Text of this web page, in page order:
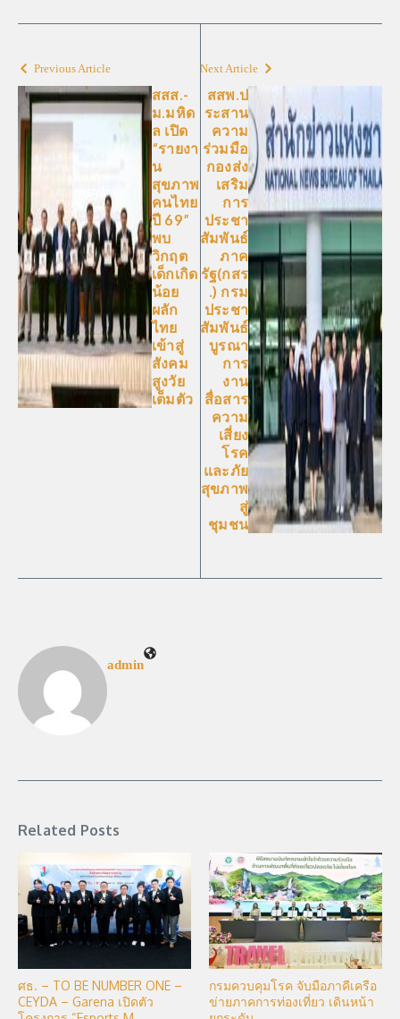
Previous Article
สสส.-
ม.มหิด
ล เปิด
“รายงา
น
สุขภาพ
คนไทย
ปี 69”
พบ
วิกฤต
เด็กเกิด
น้อย
ผลัก
ไทย
เข้าสู่
สังคม
สูงวัย
เต็มตัว
Next Article
สสพ.ป
ระสาน
ความ
ร่วมมือ
กองส่ง
เสริม
การ
ประชา
สัมพันธ์
ภาค
รัฐ(กสร
.) กรม
ประชา
สัมพันธ์
บูรณา
การ
งาน
สื่อสาร
ความ
เสี่ยง
โรค
และภัย
สุขภาพ
สู่
ชุมชน
admin
Related Posts
ศธ. – TO BE NUMBER ONE –
CEYDA – Garena เปิดตัว
กรมควบคุมโรค จับมือภาคีเครือ
ข่ายภาคการท่องเที่ยว เดินหน้า